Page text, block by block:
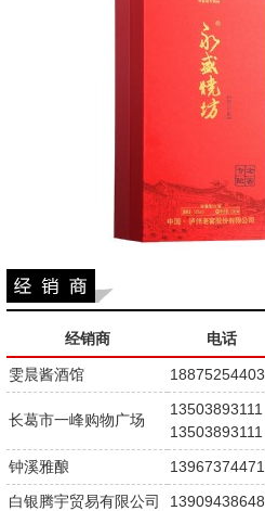
经销商 电话
雯晨酱酒馆 18875254403
长葛市一峰购物广场
13503893111
13503893111
钟溪雅酿 13967374471
白银腾宇贸易有限公司
13909438648